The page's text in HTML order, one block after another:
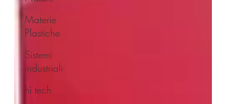
Materie
Plastiche
Sistemi
industriali
hi tech